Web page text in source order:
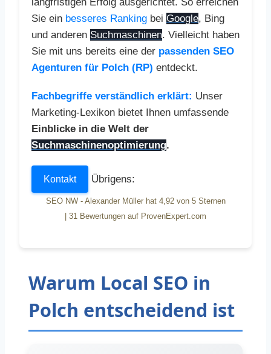
Sie ein besseres Ranking bei Google, Bing
und anderen Suchmaschinen. Vielleicht haben
Sie mit uns bereits eine der passenden SEO
Agenturen für Polch (RP) entdeckt.
Fachbegriffe verständlich erklärt: Unser
Marketing-Lexikon bietet Ihnen umfassende
Einblicke in die Welt der
Suchmaschinenoptimierung.
Kontakt Übrigens:
SEO NW - Alexander Müller hat 4,92von 5Sternen
31 Bewertungen auf ProvenExpert.com
Warum Local SEO in
Polch entscheidend ist